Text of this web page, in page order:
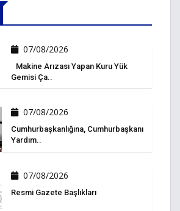
07/08/2026
Makine Arızası Yapan Kuru Yük
Gemisi Ça..
07/08/2026
Cumhurbaşkanlığına, Cumhurbaşkanı
Yardım..
07/08/2026
Resmi Gazete Başlıkları